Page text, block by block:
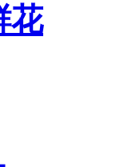
花